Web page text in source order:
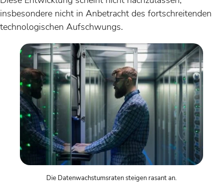
insbesondere nicht in Anbetracht des fortschreitenden
technologischen Aufschwungs.
Die Datenwachstumsraten steigen rasant an.